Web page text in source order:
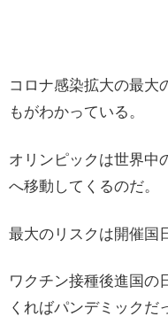
コロナ感染拡大の最大
もがわかっている。
オリンピックは世界中
へ移動してくるのだ。
最大のリスクは開催国
ワクチン接種後進国の
くればパンデミックだ